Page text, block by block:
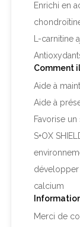
Enrichi en
L-carnitine
Comment
Aide à
Aide à
Favorise
S+OX
développer
calcium
Merci de